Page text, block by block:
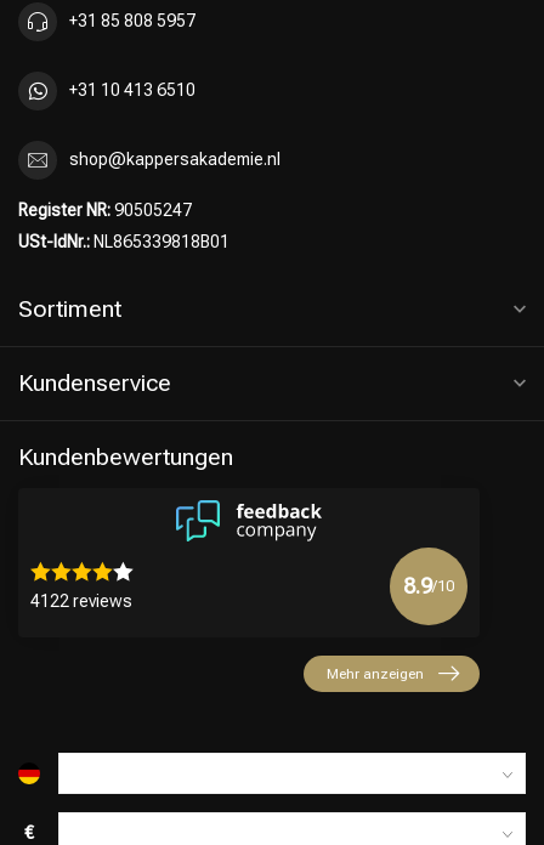
Friseurwahl
+31 85 808 5957
+31 10 413 6510
shop@kappersakademie.nl
Register NR:90505247
USt-IdNr.: NL865339818B01
Sortiment
Kundenservice
Kundenbewertungen
4122 reviews
8.9/10
Mehr anzeigen
€